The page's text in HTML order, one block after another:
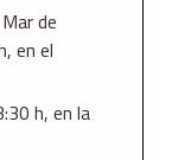
de
en el
h, en la